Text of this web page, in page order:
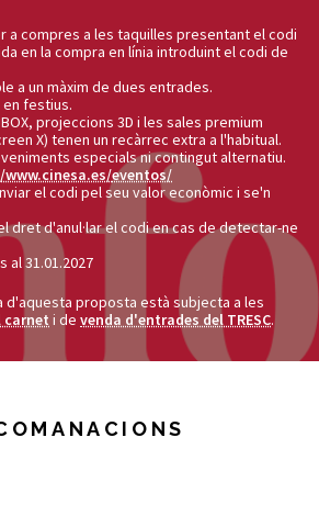
a compres a les taquilles presentant el codi
en la compra en línia introduint el codi de
a un màxim de dues entrades.
en festius.
projeccions 3D i les sales premium
X) tenen un recàrrec extra a l'habitual.
especials ni contingut alternatiu.
eventos/
el codi pel seu valor econòmic i se'n
dret d'anul·lar el codi en cas de detectar-ne
al 31.01.2027
d'aquesta proposta està subjecta a les
carnet i de venda d'entrades del TRESC.